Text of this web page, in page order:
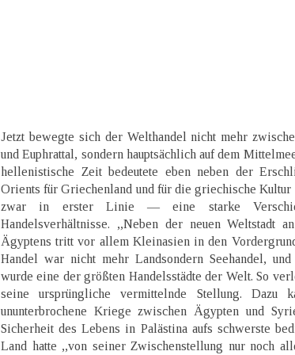
Jetzt bewegte sich der Welthandel nicht mehr
und Euphrattal, sondern hauptsächlich auf dem
hellenistische Zeit bedeutete eben neben der
Orients für Griechenland und für die griechische Kultur
zwar in erster Linie — eine starke
Handelsverhältnisse. ,,Neben der neuen Weltstadt
Ägyptens tritt vor allem Kleinasien in den
Handel war nicht mehr Landsondern Seehandel,
wurde eine der größten Handelsstädte der Welt. So
seine ursprüngliche vermittelnde Stellung. Dazu
ununterbrochene Kriege zwischen Ägypten und
Sicherheit des Lebens in Palästina aufs schwerste
Land hatte ,,von seiner Zwischenstellung nur noch